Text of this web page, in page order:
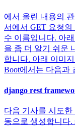
에서 올린 내용의
서에서 GET 요청
수 이름입니다. 아
을 좀 더 알기 쉬운
합니다. 아래 이미
Boot에서는 다음과
django rest
다음 기사를 시도한
동으로 생성합니다.